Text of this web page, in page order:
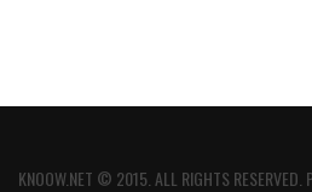
KNOOW.NET © 2015. ALL RIGHTS RESERVED.